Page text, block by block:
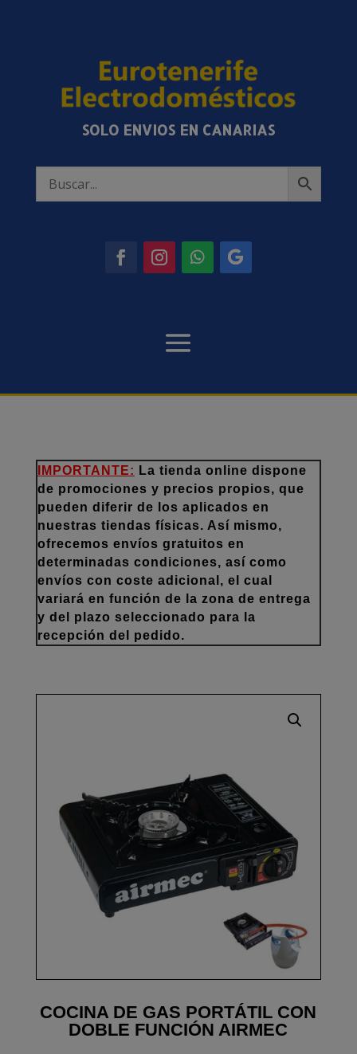
SOLO ENVIOS EN CANARIAS
IMPORTANTE: La tienda online dispone
de promociones y precios propios, que
pueden diferir de los aplicados en
nuestras tiendas físicas. Así mismo,
ofrecemos envíos gratuitos en
determinadas condiciones, así como
envíos con coste adicional, el cual
variará en función de la zona de entrega
y del plazo seleccionado para la
recepción del pedido.
COCINA DE GAS PORTÁTIL CON
DOBLE FUNCIÓN AIRMEC